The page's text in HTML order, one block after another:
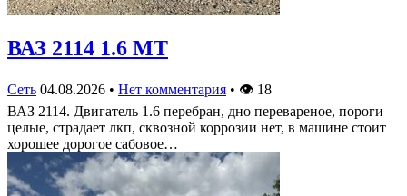
ВАЗ 2114 1.6 MT
Сеть 04.08.2026 • Нет комментария • 👁 18
ВАЗ 2114. Двигатель 1.6 перебран, дно перевареное, пороги
целые, страдает лкп, сквозной коррозии нет, в машине стоит
хорошее дорогое сабовое…